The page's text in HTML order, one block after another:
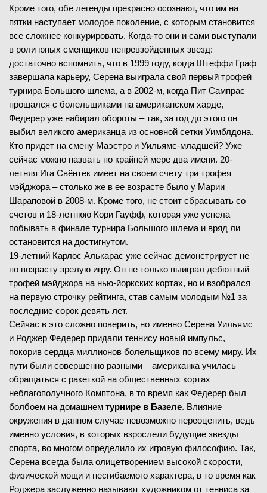
Кроме того, обе легенды прекрасно осознают, что им на
пятки наступает молодое поколение, с которым становится
все сложнее конкурировать. Когда-то они и сами выступали
в роли юных сменщиков непревзойденных звезд:
достаточно вспомнить, что в 1999 году, когда Штеффи Граф
завершала карьеру, Серена выиграла свой первый трофей
турнира Большого шлема, а в 2002-м, когда Пит Сампрас
прощался с болельщиками на американском харде,
Федерер уже набирал обороты – так, за год до этого он
выбил великого американца из основной сетки Уимблдона.
Кто придет на смену Маэстро и Уильямс-младшей? Уже
сейчас можно назвать по крайней мере два имени. 20-
летняя Ига Свёнтек имеет на своем счету три трофея
мэйджора – столько же в ее возрасте было у Марии
Шараповой в 2008-м. Кроме того, не стоит сбрасывать со
счетов и 18-летнюю Кори Гауфф, которая уже успела
побывать в финале турнира Большого шлема и вряд ли
остановится на достигнутом.
19-летний Карлос Алькарас уже сейчас демонстрирует не
по возрасту зрелую игру. Он не только выиграл дебютный
трофей мэйджора на нью-йоркских кортах, но и взобрался
на первую строчку рейтинга, став самым молодым №1 за
последние сорок девять лет.
Сейчас в это сложно поверить, но именно Серена Уильямс
и Роджер Федерер придали теннису новый импульс,
покорив сердца миллионов болельщиков по всему миру. Их
пути были совершенно разными – американка училась
обращаться с ракеткой на общественных кортах
неблагополучного Комптона, в то время как Федерер был
болбоем на домашнем турнире в Базеле. Влияние
окружения в данном случае невозможно переоценить, ведь
именно условия, в которых взрослели будущие звезды
спорта, во многом определило их игровую философию. Так,
Серена всегда была олицетворением высокой скорости,
физической мощи и несгибаемого характера, в то время как
Роджера заслуженно называют художником от тенниса за